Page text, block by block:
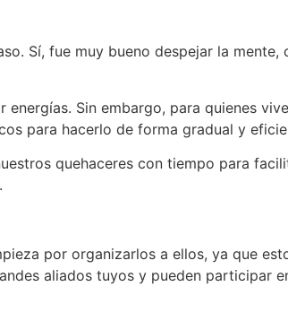
Sí, fue muy bueno despejar la mente,
Sin embargo, para quienes
para hacerlo de forma gradual y
quehaceres con tiempo para
por organizarlos a ellos, ya que
aliados tuyos y pueden participar